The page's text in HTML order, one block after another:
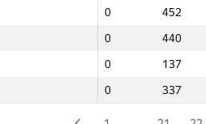
0
452
0
440
0
137
0 337
0
452
0
440
0
137
0 337